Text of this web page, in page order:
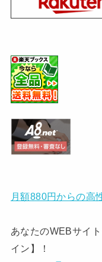
月額880円からの高
あなたのWEBサイ
イン】！